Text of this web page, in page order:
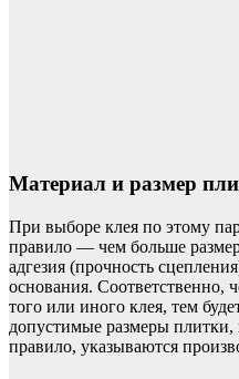
Материал и размер
При выборе клея по этому
правило — чем больше
адгезия (прочность
основания. Соответственно,
того или иного клея, тем
допустимые размеры плитки,
правило, указываются